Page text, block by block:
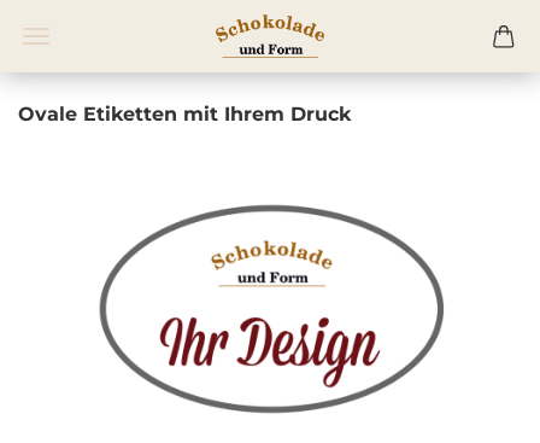
Ovale Etiketten mit Ihrem Druck